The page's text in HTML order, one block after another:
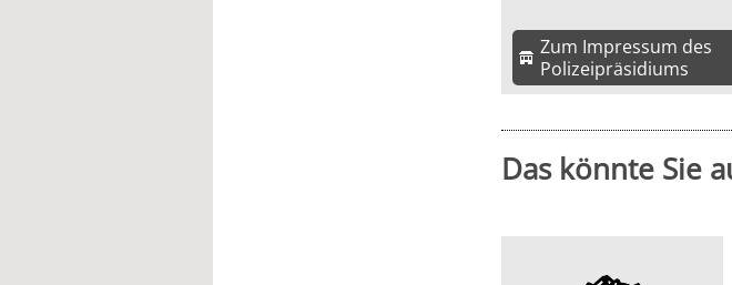
Zum Impressum des
Polizeipräsidiums
Das könnte Sie